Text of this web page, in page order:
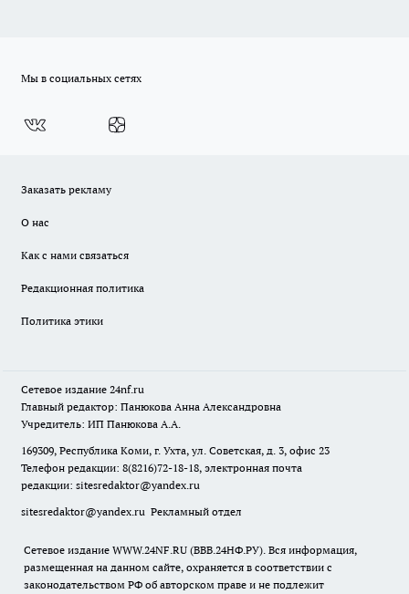
Мы в социальных сетях
Заказать рекламу
О нас
Как с нами связаться
Редакционная политика
Политика этики
Сетевое издание 24nf.ru
Главный редактор: Панюкова Анна Александровна
Учредитель: ИП Панюкова А.А.
169309, Республика Коми, г. Ухта, ул. Советская, д. 3, офис 23
Телефон редакции: 8(8216)72-18-18, электронная почта
редакции: sitesredaktor@yandex.ru
sitesredaktor@yandex.ru Рекламный отдел
Сетевое издание WWW.24NF.RU (ВВВ.24НФ.РУ). Вся информация,
размещенная на данном сайте, охраняется в соответствии с
законодательством РФ об авторском праве и не подлежит